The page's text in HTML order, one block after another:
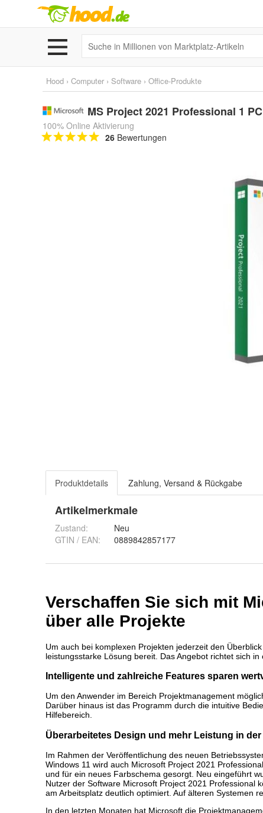
Hood › Computer › Software › Office-Produkte
MS Project 2021 Professional 1
100% Online Aktivierung
26 Bewertungen
Produktdetails Zahlung, Versand & Rückgabe
Artikelmerkmale
Zustand:
Neu
GTIN / EAN:
0889842857177